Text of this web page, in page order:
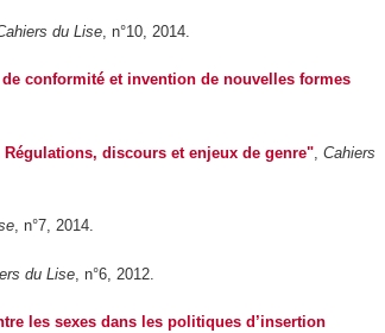
du Lise , n°10, 2014.
conformité et invention de nouvelles formes
discours et enjeux de genre" ,Cahiers
, n°7, 2014.
du Lise , n°6, 2012.
les sexes dans les politiques d’insertion